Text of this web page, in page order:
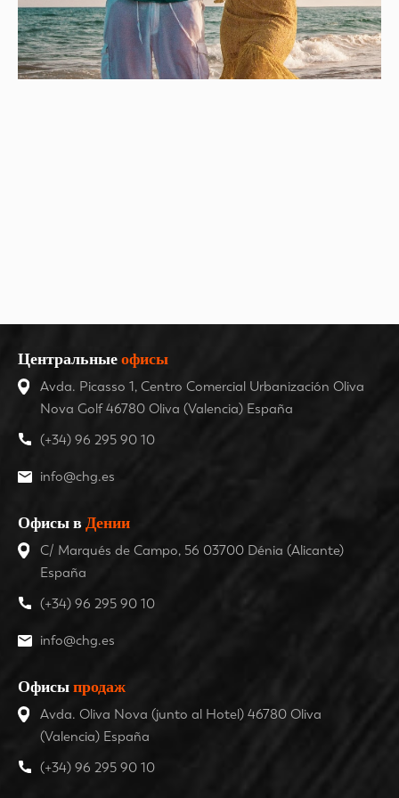
Центральныеофисы
Avda. Picasso 1, Centro Comercial Urbanización Oliva
Nova Golf 46780 Oliva (Valencia) España
(+34) 96 295 90 10
info@chg.es
Офисы вДении
C/ Marqués de Campo, 56 03700 Dénia (Alicante)
España
(+34) 96 295 90 10
info@chg.es
Офисыпродаж
Avda. Oliva Nova (junto al Hotel) 46780 Oliva
(Valencia) España
(+34) 96 295 90 10